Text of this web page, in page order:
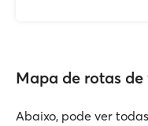
Mapa de rotas de
Abaixo, pode ver